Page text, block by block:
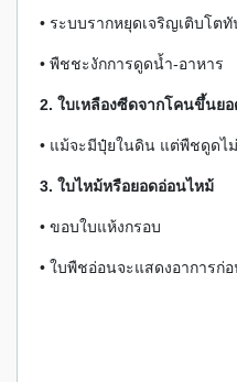
• ระบบรากหยุดเจริญเติบโต
• พืชชะงักการดูดน้ำ-อาหาร
2. ใบเหลืองซีดจากโคนขึ้นย
• แม้จะมีปุ๋ยในดิน แต่พืชดูดไม่
3. ใบไหม้หรือยอดอ่อนไหม้
• ขอบใบแห้งกรอบ
• ใบพืชอ่อนจะแสดงอาการก่